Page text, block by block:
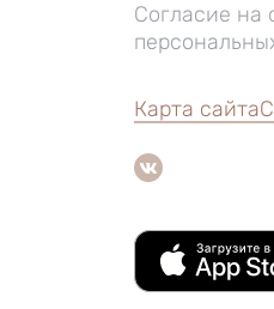
Согласие на
Карта сайта